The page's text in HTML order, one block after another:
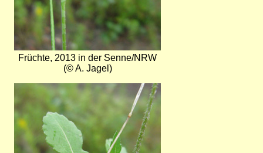
Früchte, 2013 in der Senne/NRW
(© A. Jagel)
Bild